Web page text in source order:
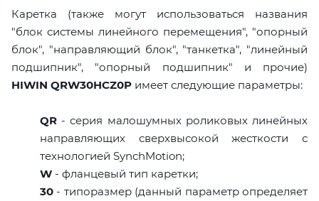
Каретка (также могут использоваться названия
"блок системы линейного перемещения", "опорный
блок", "направляющий блок", "танкетка", "линейный
подшипник", "опорный подшипник" и прочие)
HIWIN QRW30HCZ0P имеет следующие параметры:
QR - серия малошумных роликовых линейных
направляющих сверхвысокой жесткости с
технологией SynchMotion;
W - фланцевый тип каретки;
30 - типоразмер (данный параметр определяет